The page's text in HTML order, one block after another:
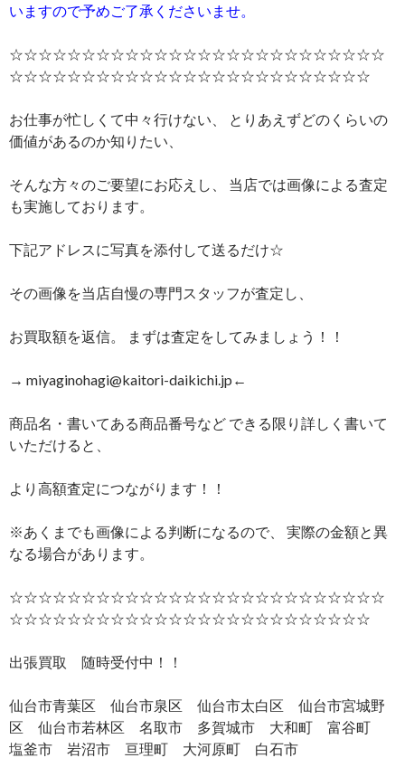
いますので予めご了承くださいませ。
☆☆☆☆☆☆☆☆☆☆☆☆☆☆☆☆☆☆☆☆☆☆☆☆☆☆
☆☆☆☆☆☆☆☆☆☆☆☆☆☆☆☆☆☆☆☆☆☆☆☆☆
お仕事が忙しくて中々行けない、 とりあえずどのくらいの
価値があるのか知りたい、
そんな方々のご要望にお応えし、 当店では画像による査定
も実施しております。
下記アドレスに写真を添付して送るだけ☆
その画像を当店自慢の専門スタッフが査定し、
お買取額を返信。 まずは査定をしてみましょう！！
→ miyaginohagi@kaitori-daikichi.jp←
商品名・書いてある商品番号など できる限り詳しく書いて
いただけると、
より高額査定につながります！！
※あくまでも画像による判断になるので、 実際の金額と異
なる場合があります。
☆☆☆☆☆☆☆☆☆☆☆☆☆☆☆☆☆☆☆☆☆☆☆☆☆☆
☆☆☆☆☆☆☆☆☆☆☆☆☆☆☆☆☆☆☆☆☆☆☆☆☆
出張買取 随時受付中！！
仙台市青葉区 仙台市泉区 仙台市太白区 仙台市宮城野
区 仙台市若林区 名取市 多賀城市 大和町 富谷町
塩釜市 岩沼市 亘理町 大河原町 白石市